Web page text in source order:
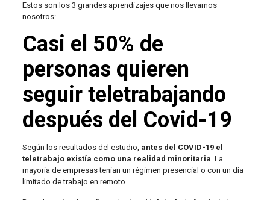
Estos son los 3 grandes aprendizajes que nos llevamos
nosotros:
Casi el 50% de
personas quieren
seguir teletrabajando
después del Covid-19
Según los resultados del estudio, antes del COVID-19 el
teletrabajo existía como una realidad minoritaria. La
mayoría de empresas tenían un régimen presencial o con un día
limitado de trabajo en remoto.